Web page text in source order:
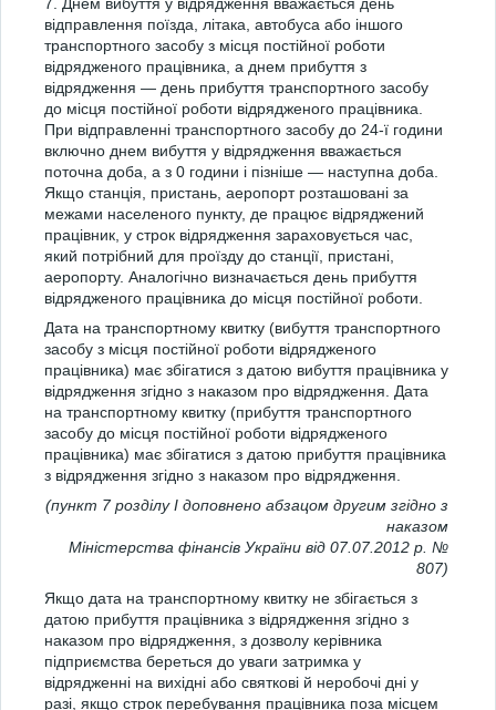
відправлення поїзда, літака, автобуса або іншого
транспортного засобу з місця постійної роботи
відрядженого працівника, а днем прибуття з
відрядження — день прибуття транспортного засобу
до місця постійної роботи відрядженого працівника.
При відправленні транспортного засобу до 24-ї години
включно днем вибуття у відрядження вважається
поточна доба, а з 0 години і пізніше — наступна доба.
Якщо станція, пристань, аеропорт розташовані за
межами населеного пункту, де працює відряджений
працівник, у строк відрядження зараховується час,
який потрібний для проїзду до станції, пристані,
аеропорту. Аналогічно визначається день прибуття
відрядженого працівника до місця постійної роботи.
Дата на транспортному квитку (вибуття транспортного
засобу з місця постійної роботи відрядженого
працівника) має збігатися з датою вибуття працівника у
відрядження згідно з наказом про відрядження. Дата
на транспортному квитку (прибуття транспортного
засобу до місця постійної роботи відрядженого
працівника) має збігатися з датою прибуття працівника
з відрядження згідно з наказом про відрядження.
(пункт 7 розділу І доповнено абзацом другим згідно з
наказом
Міністерства фінансів України від 07.07.2012 р. №
807)
Якщо дата на транспортному квитку не збігається з
датою прибуття працівника з відрядження згідно з
наказом про відрядження, з дозволу керівника
підприємства береться до уваги затримка у
відрядженні на вихідні або святкові й неробочі дні у
разі, якщо строк перебування працівника поза місцем